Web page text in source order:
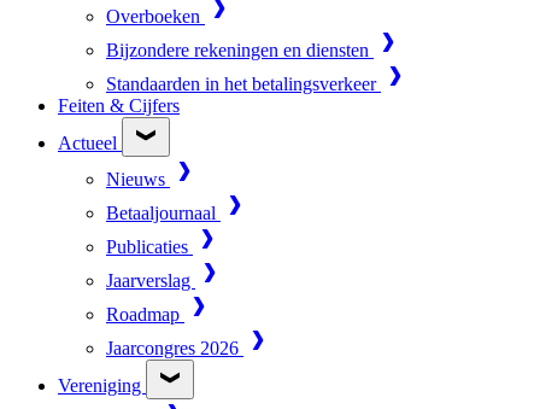
Overboeken
Bijzondere rekeningen en diensten
Standaarden in het betalingsverkeer
Feiten & Cijfers
Actueel
Nieuws
Betaaljournaal
Publicaties
Jaarverslag
Roadmap
Jaarcongres 2026
Vereniging